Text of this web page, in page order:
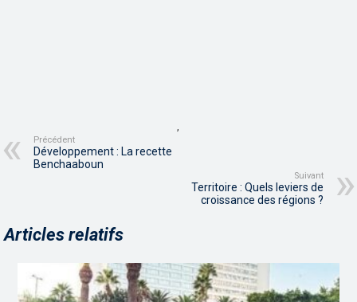
,
Précédent
Développement : La recette
Benchaaboun
Suivant
Territoire : Quels leviers de
croissance des régions ?
Articles relatifs